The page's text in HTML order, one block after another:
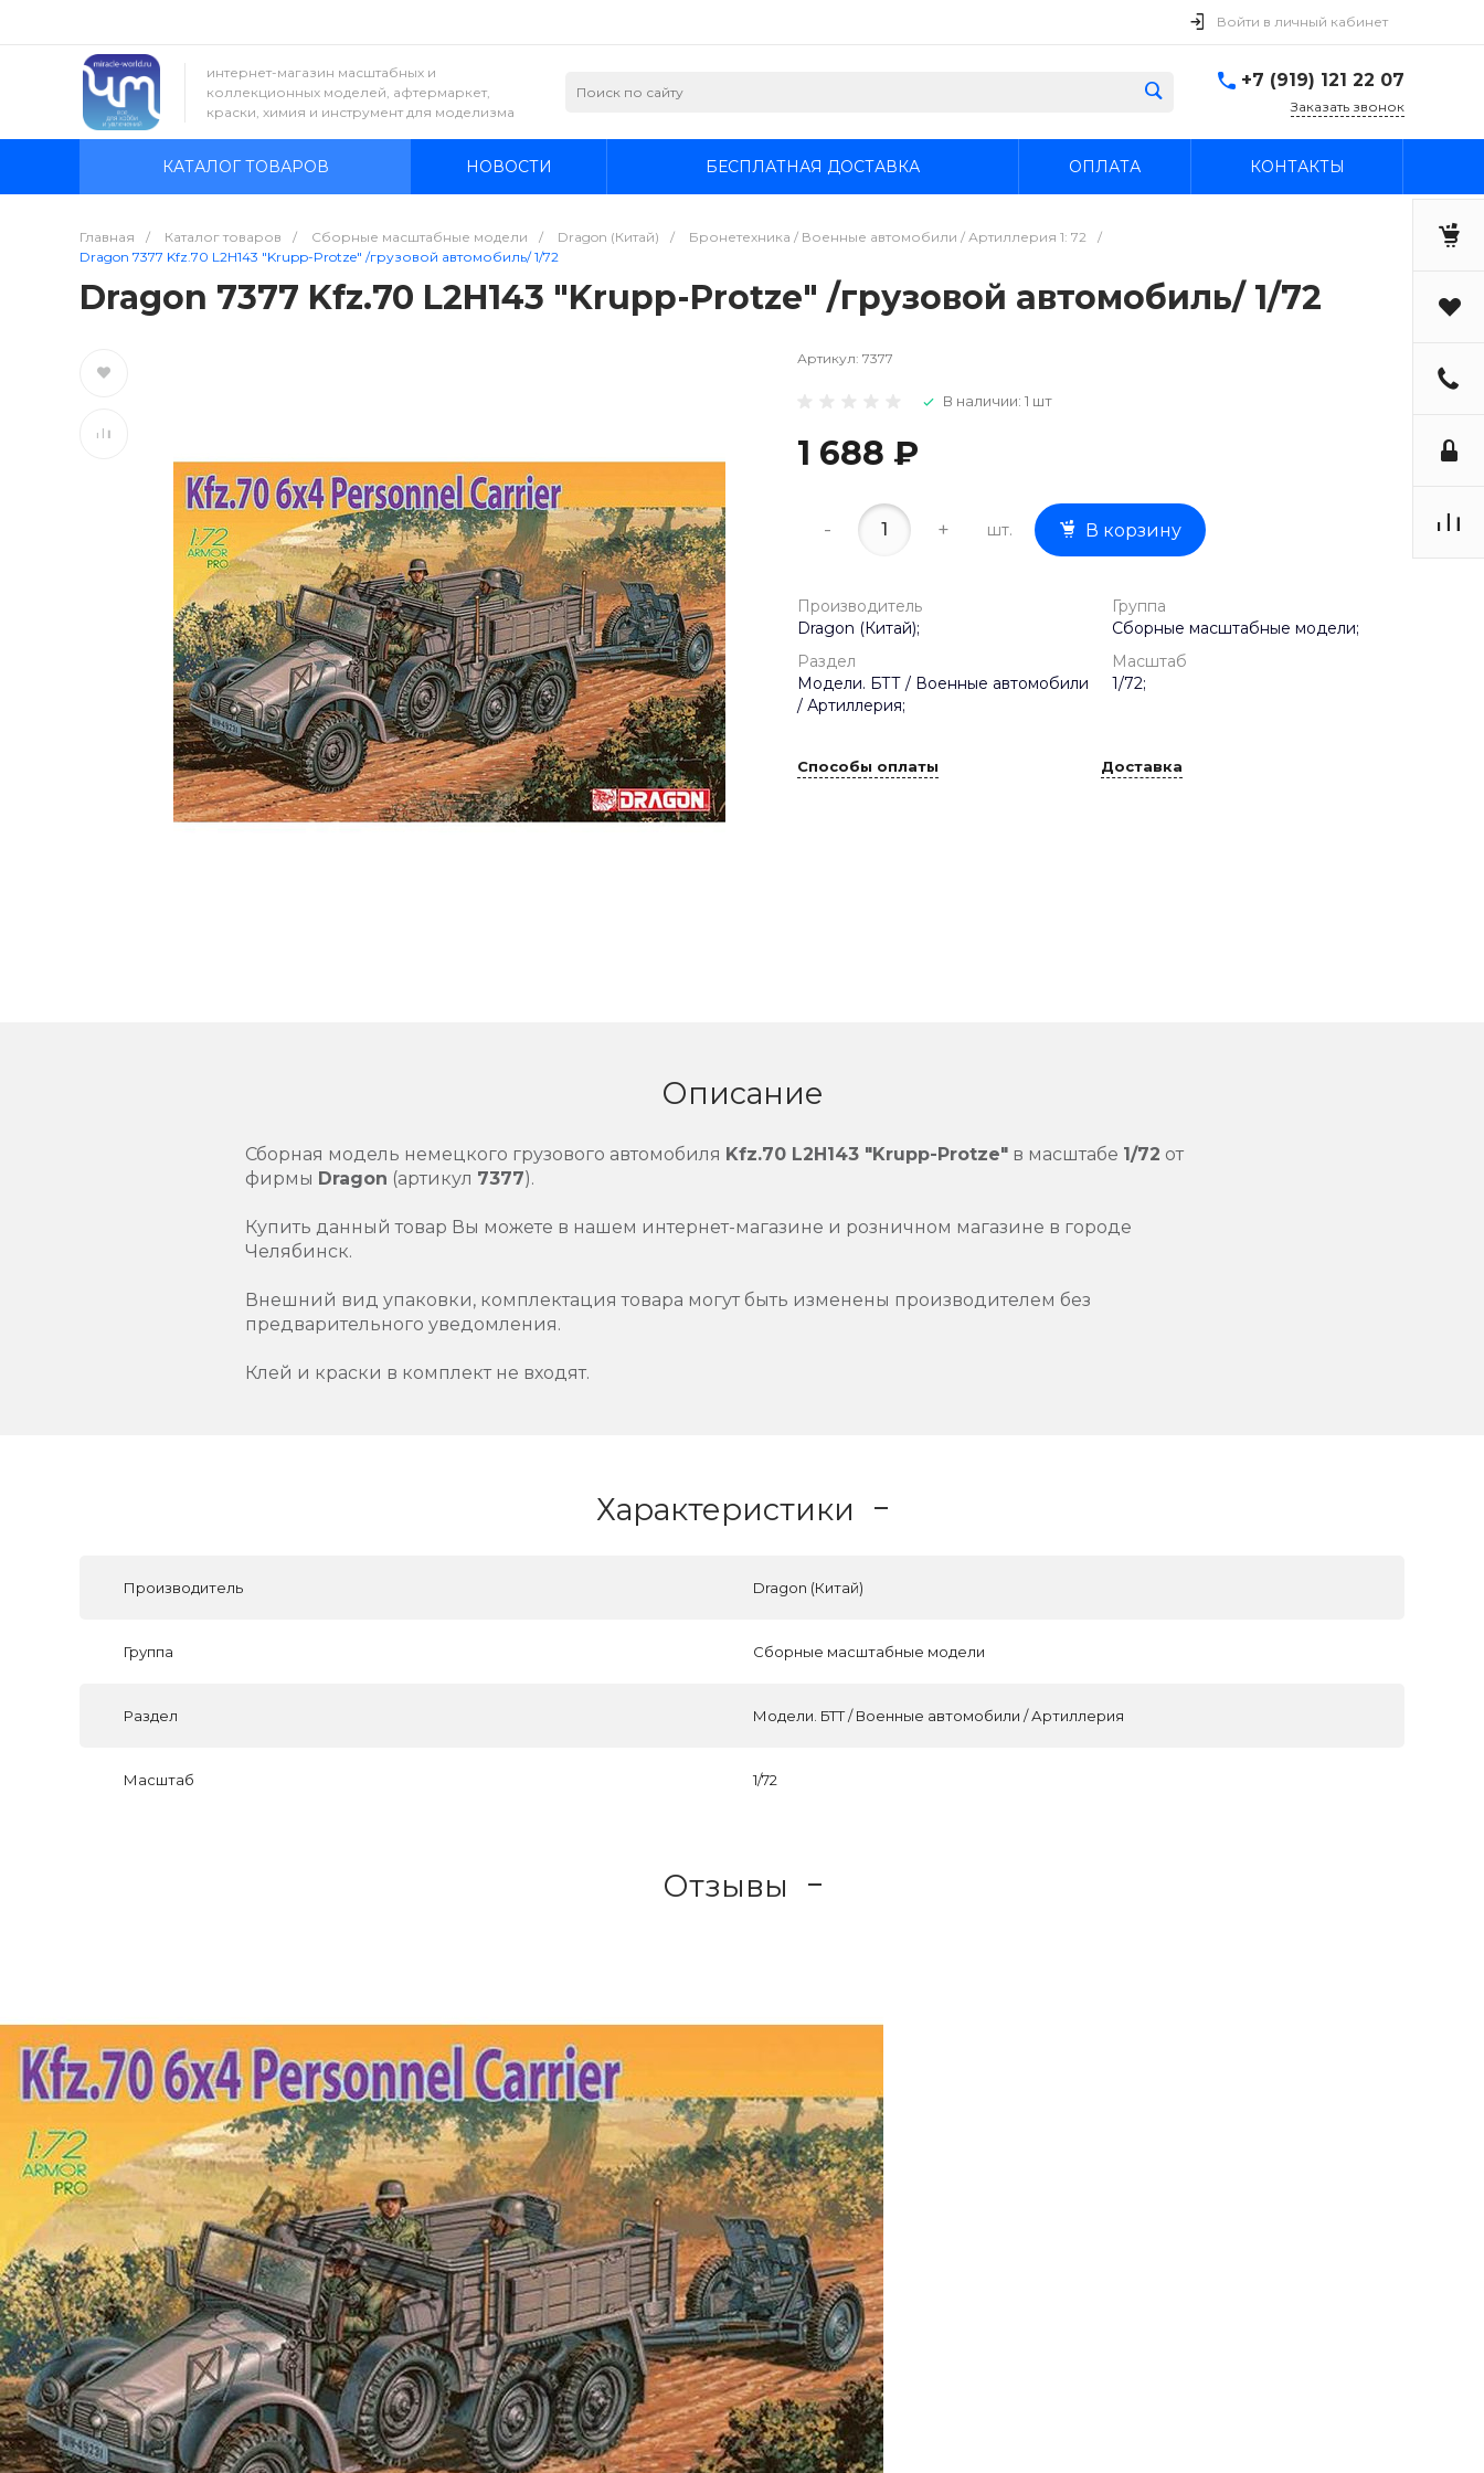
Войти в личный кабинет
интернет-магазин масштабных и
коллекционных моделей, афтермаркет,
краски, химия и инструмент для моделизма
+7 (919) 121 22 07
Заказать звонок
КАТАЛОГ ТОВАРОВ НОВОСТИ БЕСПЛАТНАЯ ДОСТАВКА ОПЛАТА КОНТАКТЫ
Главная / Каталог товаров / Сборные масштабные модели / Dragon (Китай) / Бронетехника / Военные автомобили / Артиллерия 1: 72
/
Dragon 7377 Kfz.70 L2H143 "Krupp-Protze" /грузовой автомобиль/ 1/72
Dragon 7377 Kfz.70 L2H143 "Krupp-Protze" /грузовой автомобиль/ 1/72
Артикул: 7377
В наличии: 1 шт
1 688 ₽
- + шт. В корзину
Производитель
Dragon (Китай);
Группа
Сборные масштабные модели;
Раздел
Модели. БТТ / Военные автомобили
/ Артиллерия;
Масштаб
1/72;
Способы оплаты Доставка
Описание
Сборная модель немецкого грузового автомобиля Kfz.70 L2H143 "Krupp-Protze" в масштабе 1/72 от
фирмы Dragon (артикул 7377).
Купить данный товар Вы можете в нашем интернет-магазине и розничном магазине в городе
Челябинск.
Внешний вид упаковки, комплектация товара могут быть изменены производителем без
предварительного уведомления.
Клей и краски в комплект не входят.
Характеристики
Производитель Dragon (Китай)
Группа Сборные масштабные модели
Раздел Модели. БТТ / Военные автомобили / Артиллерия
Масштаб 1/72
Отзывы